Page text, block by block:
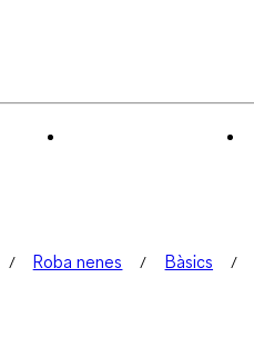
Roba nenes Bàsics